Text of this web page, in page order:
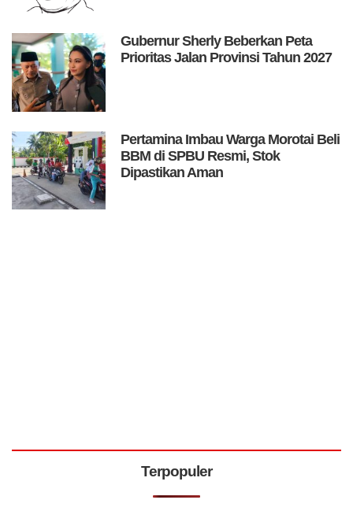
Gubernur Sherly Beberkan Peta
Prioritas Jalan Provinsi Tahun 2027
Pertamina Imbau Warga Morotai Beli
BBM di SPBU Resmi, Stok
Dipastikan Aman
Terpopuler